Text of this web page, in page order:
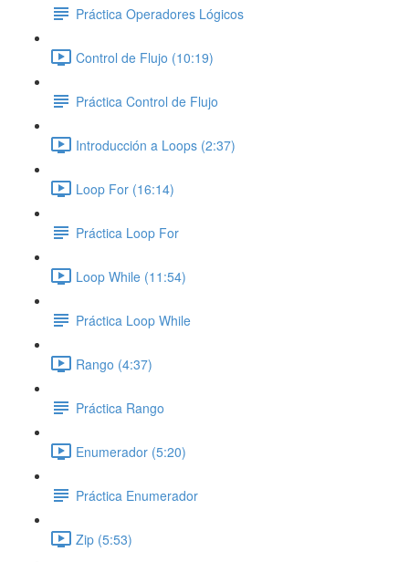
Práctica Operadores Lógicos
Control de Flujo (10:19)
Práctica Control de Flujo
Introducción a Loops (2:37)
Loop For (16:14)
Práctica Loop For
Loop While (11:54)
Práctica Loop While
Rango (4:37)
Práctica Rango
Enumerador (5:20)
Práctica Enumerador
Zip (5:53)